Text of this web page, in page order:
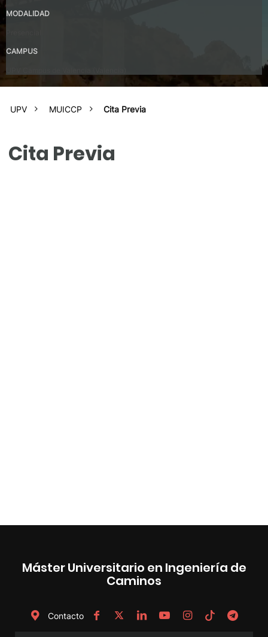
MODALIDAD
CAMPUS
UPV MUICCP Cita Previa
Cita Previa
Máster Universitario en Ingeniería de
Caminos
Contacto